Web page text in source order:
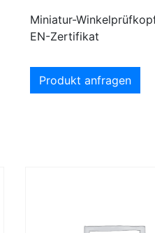
Miniatur-
EN-Zertifikat
Produkt anfragen